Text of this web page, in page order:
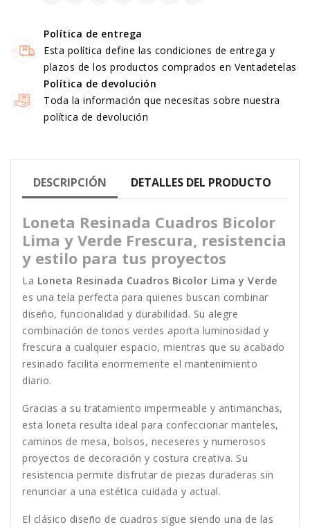
Política de entrega
Esta política define las condiciones de entrega y
plazos de los productos comprados en Ventadetelas
Política de devolución
Toda la información que necesitas sobre nuestra
política de devolución
DESCRIPCIÓN DETALLES DEL PRODUCTO
Loneta Resinada Cuadros Bicolor
Lima y Verde Frescura, resistencia
y estilo para tus proyectos
La Loneta Resinada Cuadros Bicolor Lima y Verde
es una tela perfecta para quienes buscan combinar
diseño, funcionalidad y durabilidad. Su alegre
combinación de tonos verdes aporta luminosidad y
frescura a cualquier espacio, mientras que su acabado
resinado facilita enormemente el mantenimiento
diario.
Gracias a su tratamiento impermeable y antimanchas,
esta loneta resulta ideal para confeccionar manteles,
caminos de mesa, bolsos, neceseres y numerosos
proyectos de decoración y costura creativa. Su
resistencia permite disfrutar de piezas duraderas sin
renunciar a una estética cuidada y actual.
El clásico diseño de cuadros sigue siendo una de las